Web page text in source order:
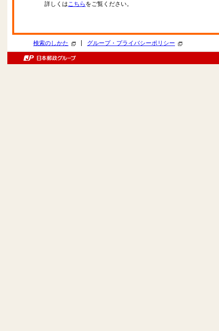
詳しくはこちら をご覧ください。
検索のしかた グループ・プライバシーポリシー